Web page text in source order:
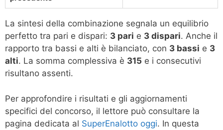
La sintesi della combinazione segnala un equilibrio
perfetto tra pari e dispari: 3 pari e 3 dispari. Anche il
rapporto tra bassi e alti è bilanciato, con 3 bassi e 3
alti. La somma complessiva è 315 e i consecutivi
risultano assenti.
Per approfondire i risultati e gli aggiornamenti
specifici del concorso, il lettore può consultare la
pagina dedicata al SuperEnalotto oggi. In questa